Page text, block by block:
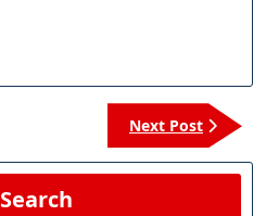
Next Post
Next
Post
Search